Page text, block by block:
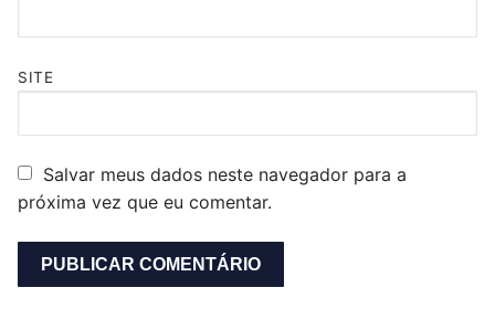
SITE
Salvar meus dados neste navegador para a
próxima vez que eu comentar.